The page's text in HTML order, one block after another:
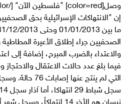
الصحفيين جراء إطلاق الأعيرة المطاطية
فيما بلغ عدد حالات الاعتقال